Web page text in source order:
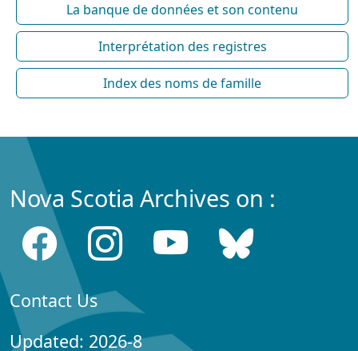
La banque de données et son contenu
Interprétation des registres
Index des noms de famille
Nova Scotia Archives on :
Contact Us
Updated: 2026-8